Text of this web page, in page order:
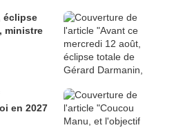
éclipse
ministre
en 2027